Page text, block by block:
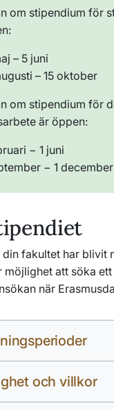
om stipendium för
– 5 juni
– 15 oktober
om stipendium för
är öppen:
− 1 juni
− 1 december
din fakultet har blivit
möjlighet att söka
när
och villkor